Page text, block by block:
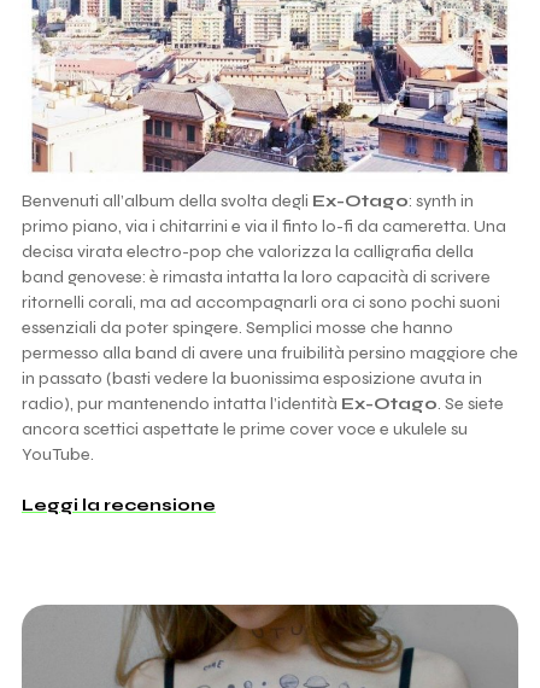
Benvenuti all’album della svolta degli Ex-Otago: synth in
primo piano, via i chitarrini e via il finto lo-fi da cameretta. Una
decisa virata electro-pop che valorizza la calligrafia della
band genovese: è rimasta intatta la loro capacità di scrivere
ritornelli corali, ma ad accompagnarli ora ci sono pochi suoni
essenziali da poter spingere. Semplici mosse che hanno
permesso alla band di avere una fruibilità persino maggiore che
in passato (basti vedere la buonissima esposizione avuta in
radio), pur mantenendo intatta l’identità Ex-Otago. Se siete
ancora scettici aspettate le prime cover voce e ukulele su
YouTube.
Leggi la recensione